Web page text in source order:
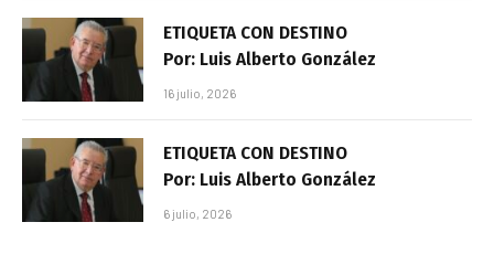
ETIQUETA CON DESTINO
Por: Luis Alberto González
16 julio, 2026
ETIQUETA CON DESTINO
Por: Luis Alberto González
6 julio, 2026